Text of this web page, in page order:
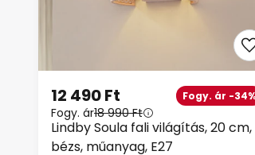
Lindby Soula fali világítás, 20 cm,
bézs, műanyag, E27
12 490 Ft Fogy. ár -34%
Fogy. ár18 990 Ft